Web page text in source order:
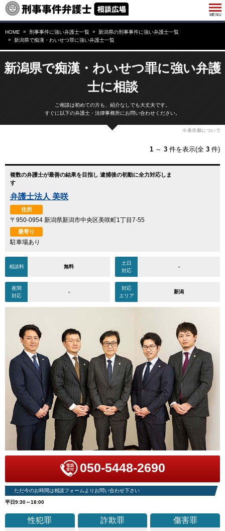
HOME 刑事事件に強い弁護士一覧
新潟県の刑事事件に強い弁護士一覧
新潟県で痴漢・わいせつ罪に強い弁護士一覧
新潟県で痴漢・わいせつ罪に強い弁護
士に相談
ご相談は初めての方も、紹介なしでも大丈夫です。
すぐに以下の弁護士・法律事務所にお問い合わせください。
※表示順について
1 ～ 3 件を表示(全 3 件)
複数の弁護士が最善の結果を目指し 逮捕後の初動に全力対応しま
す
弁護士法人 美咲
住所
〒950-0954 新潟県新潟市中央区美咲町1丁目7-55
最寄り
駐車場あり
相談料 無料
土日
対応
-
夜間
対応
-
対応
エリア
新潟
050-5448-2690
ただ今のお時間は相談フォームよりお問い合わせ下さい
平日9:30～18:00
性犯罪 詐欺罪 傷害罪